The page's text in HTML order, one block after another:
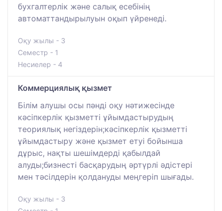
бухгалтерлік және салық есебінің
автоматтандырылуын оқып үйренеді.
Оқу жылы - 3
Семестр - 1
Несиелер - 4
Коммерциялық қызмет
Білім алушы осы пәнді оқу нәтижесінде
кәсіпкерлік қызметті ұйымдастырудың
теориялық негіздерін;кәсіпкерлік қызметті
ұйымдастыру және қызмет етуі бойынша
дұрыс, нақты шешімдерді қабылдай
алуды;бизнесті басқарудың әртүрлі әдістері
мен тәсілдерін қолдануды меңгеріп шығады.
Оқу жылы - 3